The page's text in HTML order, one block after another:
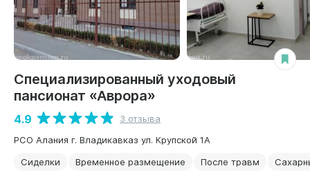
Специализированный уходовый
пансионат «Аврора»
4.9
3 отзыва
РСО Алания г. Владикавказ ул. Крупской 1А
Сиделки
Временное размещение После травм